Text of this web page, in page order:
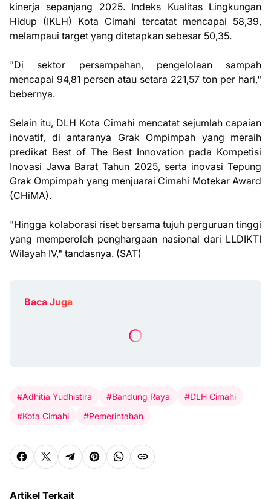
kinerja sepanjang 2025. Indeks Kualitas Lingkungan
Hidup (IKLH) Kota Cimahi tercatat mencapai 58,39,
melampaui target yang ditetapkan sebesar 50,35.
"Di sektor persampahan, pengelolaan sampah
mencapai 94,81 persen atau setara 221,57 ton per hari,"
bebernya.
Selain itu, DLH Kota Cimahi mencatat sejumlah capaian
inovatif, di antaranya Grak Ompimpah yang meraih
predikat Best of The Best Innovation pada Kompetisi
Inovasi Jawa Barat Tahun 2025, serta inovasi Tepung
Grak Ompimpah yang menjuarai Cimahi Motekar Award
(CHiMA).
"Hingga kolaborasi riset bersama tujuh perguruan tinggi
yang memperoleh penghargaan nasional dari LLDIKTI
Wilayah IV," tandasnya. (SAT)
Baca Juga
#Adhitia Yudhistira #Bandung Raya
#DLH Cimahi
#Kota Cimahi
#Pemerintahan
Artikel Terkait